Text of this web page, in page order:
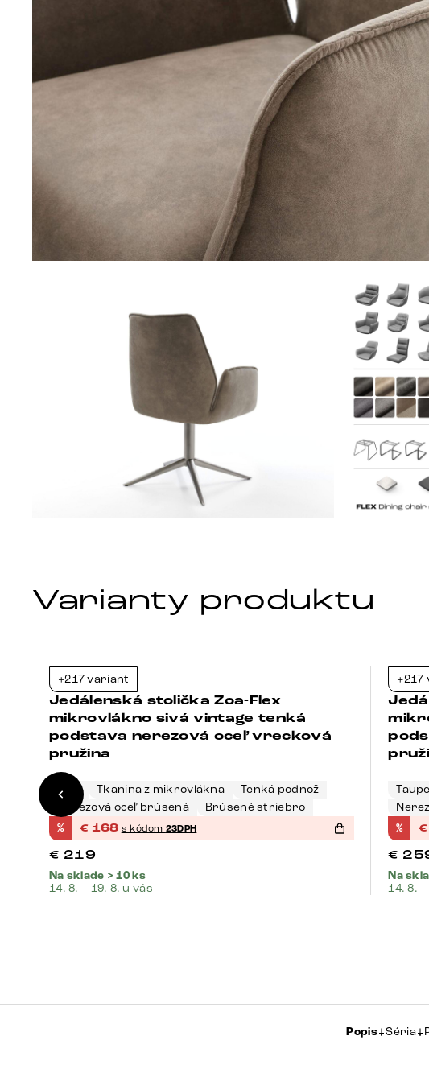
Varianty produktu
+217 variant
Jedálenská stolička Zoa-Flex
mikrovlákno sivá vintage tenká
podstava nerezová oceľ vrecková
pružina
Sivá Tkanina z mikrovlákna
Tenká podnož
Nerezová oceľ brúsená
Brúsené striebro
% € 168 s kódom 23DPH
€ 219
Na sklade > 10 ks
14. 8. – 19. 8. u vás
+217
Taupe
% €
€
Na
14. 8.
Popis Séria